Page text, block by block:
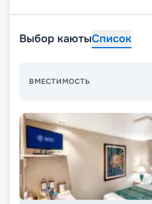
Выбор каютыСписок
ВМЕСТИМОСТЬ